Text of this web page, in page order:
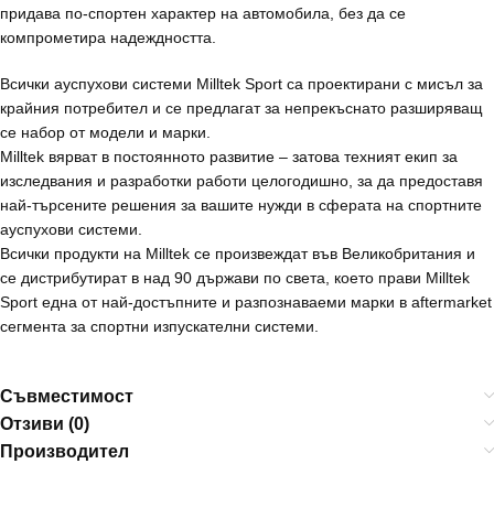
придава по-спортен характер на автомобила, без да се
компрометира надеждността.
Всички ауспухови системи Milltek Sport са проектирани с мисъл за
крайния потребител и се предлагат за непрекъснато разширяващ
се набор от модели и марки.
Milltek вярват в постоянното развитие – затова техният екип за
изследвания и разработки работи целогодишно, за да предоставя
най-търсените решения за вашите нужди в сферата на спортните
ауспухови системи.
Всички продукти на Milltek се произвеждат във Великобритания и
се дистрибутират в над 90 държави по света, което прави Milltek
Sport една от най-достъпните и разпознаваеми марки в aftermarket
сегмента за спортни изпускателни системи.
Съвместимост
Отзиви (0)
Производител